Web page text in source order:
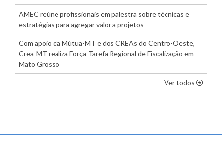
AMEC reúne profissionais em palestra sobre técnicas e
estratégias para agregar valor a projetos
Com apoio da Mútua-MT e dos CREAs do Centro-Oeste,
Crea-MT realiza Força-Tarefa Regional de Fiscalização em
Mato Grosso
Ver todos os